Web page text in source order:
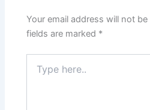
Your email address will not
fields are marked *
here..